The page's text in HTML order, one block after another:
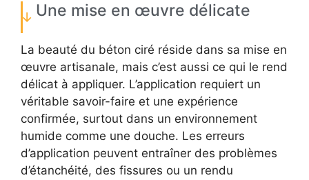
Une mise en œuvre délicate
La beauté du béton ciré réside dans sa mise en
œuvre artisanale, mais c’est aussi ce qui le rend
délicat à appliquer. L’application requiert un
véritable savoir-faire et une expérience
confirmée, surtout dans un environnement
humide comme une douche. Les erreurs
d’application peuvent entraîner des problèmes
d’étanchéité, des fissures ou un rendu